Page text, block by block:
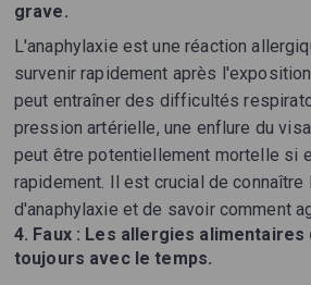
grave.
L'anaphylaxie est une réaction
survenir rapidement après
peut entraîner des difficultés
pression artérielle, une enflure du
peut être potentiellement mortelle si
rapidement. Il est crucial de
d'anaphylaxie et de savoir comment
4. Faux : Les allergies
toujours avec le temps.